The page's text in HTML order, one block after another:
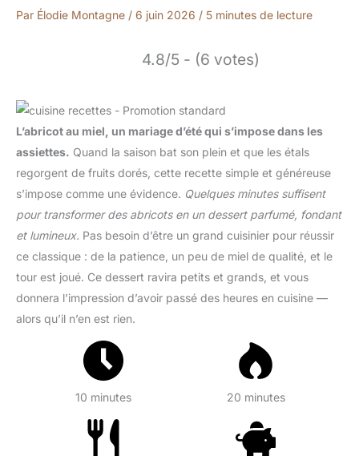
Par Élodie Montagne / 6 juin 2026 / 5 minutes de lecture
4.8/5 - (6 votes)
L’abricot au miel, un mariage d’été qui s’impose dans les
assiettes. Quand la saison bat son plein et que les étals
regorgent de fruits dorés, cette recette simple et généreuse
s’impose comme une évidence. Quelques minutes suffisent
pour transformer des abricots en un dessert parfumé, fondant
et lumineux. Pas besoin d’être un grand cuisinier pour réussir
ce classique : de la patience, un peu de miel de qualité, et le
tour est joué. Ce dessert ravira petits et grands, et vous
donnera l’impression d’avoir passé des heures en cuisine —
alors qu’il n’en est rien.
10 minutes 20 minutes